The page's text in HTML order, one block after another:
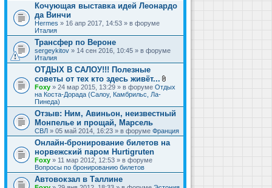
Кочующая выставка идей Леонардо
да Винчи
Hermes » 16 апр 2017, 14:53 » в форуме
Италия
Трансфер по Вероне
sergeykitov » 14 сен 2016, 10:45 » в форуме
Италия
ОТДЫХ В САЛОУ!!! Полезные
советы от тех кто здесь живёт...
В
л
ж
е
и
я
Foxy » 24 мар 2015, 13:29 » в форуме Отдых
на Коста-Дорада (Салоу, Камбрильс, Ла-
Пинеда)
Отзыв: Ним, Авиньон, неизвестный
Монпелье и прощай, Марсель
СВЛ » 05 май 2014, 16:23 » в форуме Франция
Онлайн-бронирование билетов на
норвежский паром Hurtigruten
Foxy » 11 мар 2012, 12:53 » в форуме
Вопросы по бронированию билетов
Автовокзал в Таллине